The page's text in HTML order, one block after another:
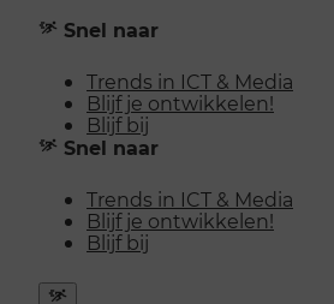
Snel naar
Trends in ICT & Media
Blijf je ontwikkelen!
Blijf bij
Snel naar
Trends in ICT & Media
Blijf je ontwikkelen!
Blijf bij